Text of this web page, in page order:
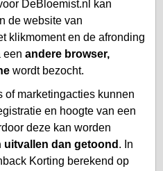
DeBloemist.nl kan
de website van
klikmoment en de afronding
een andere browser,
wordt bezocht.
of marketingacties kunnen
en hoogte van een
deze kan worden
dan getoond . In
Korting berekend op